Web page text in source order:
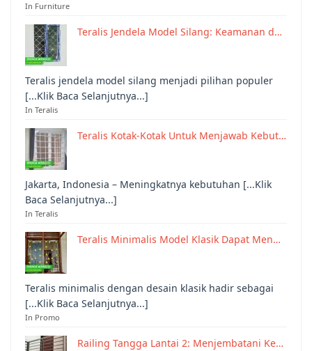
In Furniture
Teralis Jendela Model Silang: Keamanan d…
Teralis jendela model silang menjadi pilihan populer
[...Klik Baca Selanjutnya...]
In Teralis
Teralis Kotak-Kotak Untuk Menjawab Kebut…
Jakarta, Indonesia – Meningkatnya kebutuhan [...Klik
Baca Selanjutnya...]
In Teralis
Teralis Minimalis Model Klasik Dapat Men…
Teralis minimalis dengan desain klasik hadir sebagai
[...Klik Baca Selanjutnya...]
In Promo
Railing Tangga Lantai 2: Menjembatani Ke…